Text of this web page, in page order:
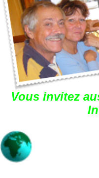
Vous invitez